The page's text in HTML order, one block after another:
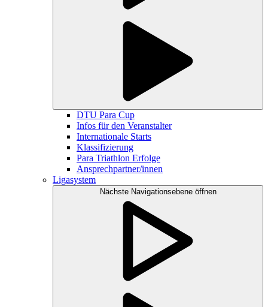
DTU Para Cup
Infos für den Veranstalter
Internationale Starts
Klassifizierung
Para Triathlon Erfolge
Ansprechpartner/innen
Ligasystem
Nächste Navigationsebene öffnen